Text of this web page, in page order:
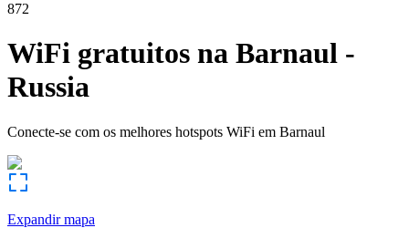
872
WiFi gratuitos na Barnaul -
Russia
Conecte-se com os melhores hotspots WiFi em Barnaul
Expandir mapa